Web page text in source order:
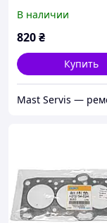
32A0102204,
AEF02163A0024B
В наличии
820₴
Купить